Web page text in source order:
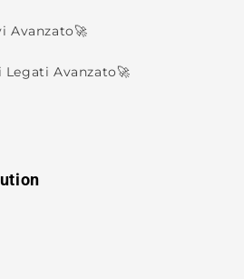
Avanzato🚀
Avanzato🚀